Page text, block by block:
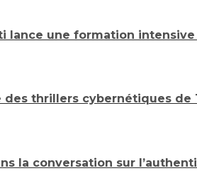
lance une formation
des thrillers cybernétiques de
la conversation sur